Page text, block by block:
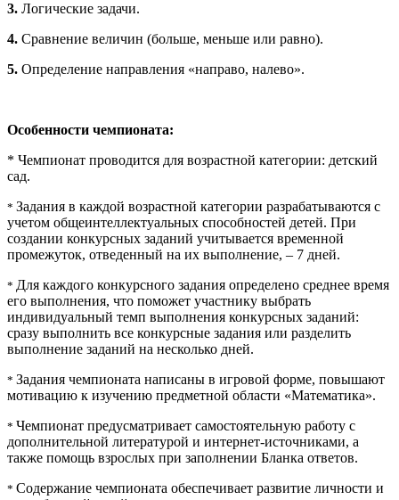
3. Логические задачи.
4. Сравнение величин (больше, меньше или равно).
5. Определение направления «направо, налево».
Особенности чемпионата:
* Чемпионат проводится для возрастной категории: детский
сад.
* Задания в каждой возрастной категории разрабатываются с
учетом общеинтеллектуальных способностей детей. При
создании конкурсных заданий учитывается временной
промежуток, отведенный на их выполнение, – 7 дней.
* Для каждого конкурсного задания определено среднее время
его выполнения, что поможет участнику выбрать
индивидуальный темп выполнения конкурсных заданий:
сразу выполнить все конкурсные задания или разделить
выполнение заданий на несколько дней.
* Задания чемпионата написаны в игровой форме, повышают
мотивацию к изучению предметной области «Математика».
* Чемпионат предусматривает самостоятельную работу с
дополнительной литературой и интернет-источниками, а
также помощь взрослых при заполнении Бланка ответов.
* Содержание чемпионата обеспечивает развитие личности и